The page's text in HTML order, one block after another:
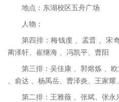
地点：东湖校区五舟广场
人物：
第四排：梅钱虔 、孟晋 、宋
蔺泽轩、崔继海 、冯凯平、曹阳
第三排：吴佳康 、郭熔炼 、
、俞达 、杨禹岳、曹泽炎、王家耀
第二排：王雅薇 、张斌、张永